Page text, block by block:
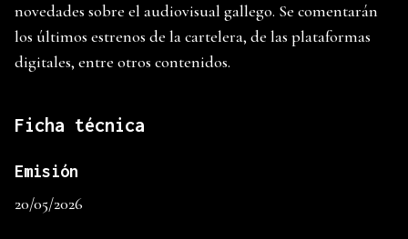
novedades sobre el audiovisual gallego. Se comentarán
los últimos estrenos de la cartelera, de las plataformas
digitales, entre otros contenidos.
Ficha técnica
Emisión
20/05/2026